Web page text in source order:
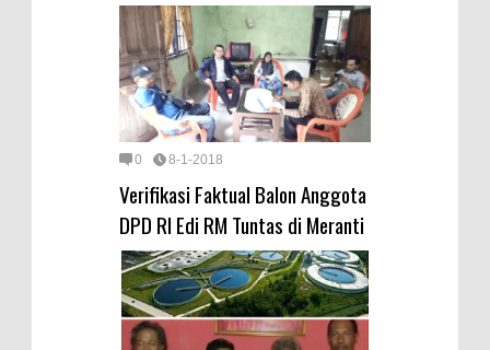
0 8-1-2018
Verifikasi Faktual Balon Anggota
DPD RI Edi RM Tuntas di Meranti